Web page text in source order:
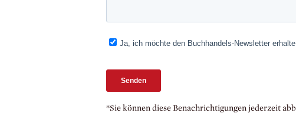
*Sie können diese Benachrichtigungen jederzeit